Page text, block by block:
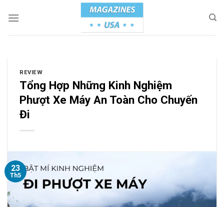
REVIEW
Tổng Hợp Những Kinh Nghiệm
Phượt Xe Máy An Toàn Cho Chuyến
Đi
23
Th5